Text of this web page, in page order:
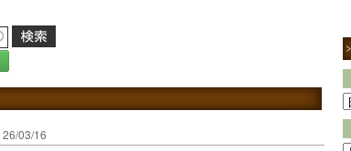
26/03/16